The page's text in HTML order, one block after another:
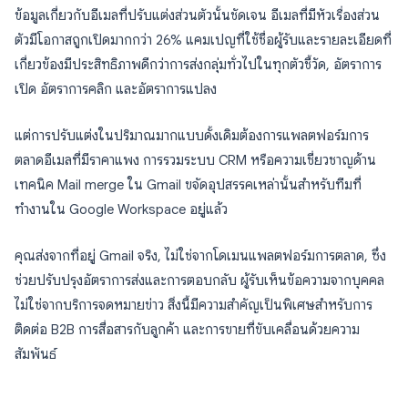
ข้อมูลเกี่ยวกับอีเมลที่ปรับแต่งส่วนตัวนั้นชัดเจน อีเมลที่มีหัวเรื่องส่วน
ตัวมีโอกาสถูกเปิดมากกว่า 26% แคมเปญที่ใช้ชื่อผู้รับและรายละเอียดที่
เกี่ยวข้องมีประสิทธิภาพดีกว่าการส่งกลุ่มทั่วไปในทุกตัวชี้วัด, อัตราการ
เปิด อัตราการคลิก และอัตราการแปลง
แต่การปรับแต่งในปริมาณมากแบบดั้งเดิมต้องการแพลตฟอร์มการ
ตลาดอีเมลที่มีราคาแพง การรวมระบบ CRM หรือความเชี่ยวชาญด้าน
เทคนิค Mail merge ใน Gmail ขจัดอุปสรรคเหล่านั้นสำหรับทีมที่
ทำงานใน Google Workspace อยู่แล้ว
คุณส่งจากที่อยู่ Gmail จริง, ไม่ใช่จากโดเมนแพลตฟอร์มการตลาด, ซึ่ง
ช่วยปรับปรุงอัตราการส่งและการตอบกลับ ผู้รับเห็นข้อความจากบุคคล
ไม่ใช่จากบริการจดหมายข่าว สิ่งนี้มีความสำคัญเป็นพิเศษสำหรับการ
ติดต่อ B2B การสื่อสารกับลูกค้า และการขายที่ขับเคลื่อนด้วยความ
สัมพันธ์